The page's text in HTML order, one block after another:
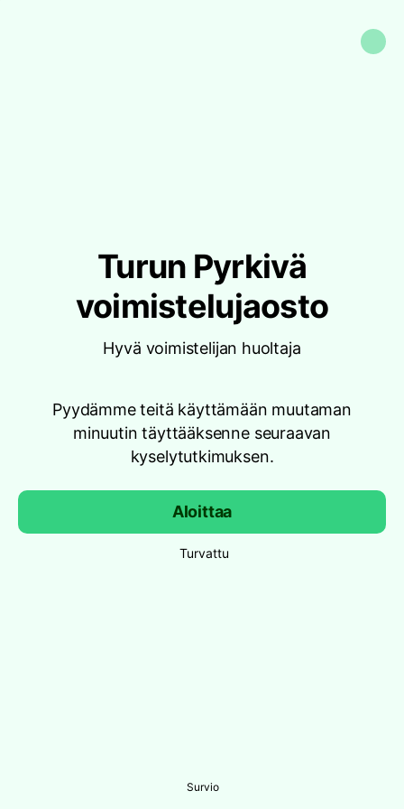
Turun Pyrkivä
voimistelujaosto
Hyvä voimistelijan huoltaja
Pyydämme teitä käyttämään muutaman
minuutin täyttääksenne seuraavan
kyselytutkimuksen.
Aloittaa
Turvattu
Survio